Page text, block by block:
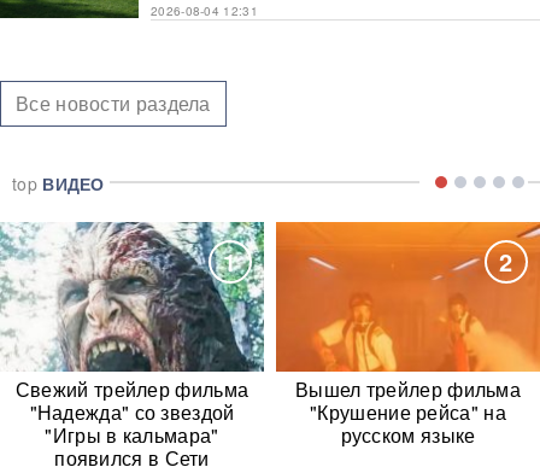
2026-08-04 12:31
Все новости раздела
top ВИДЕО
1
Свежий трейлер фильма
"Надежда" со звездой
"Игры в кальмара"
появился в Сети
2
Вышел трейлер фильма
"Крушение рейса" на
русском языке